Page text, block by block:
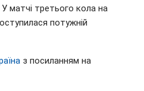
матчі третього кола на
потужній
з посиланням на